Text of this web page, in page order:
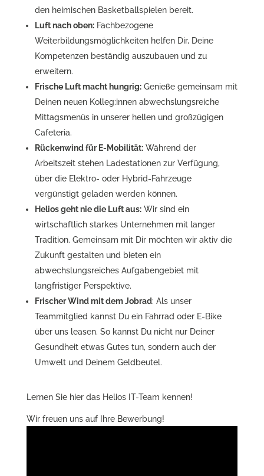
den heimischen Basketballspielen bereit.
Luft nach oben:Fachbezogene
Weiterbildungsmöglichkeiten helfen Dir, Deine
Kompetenzen beständig auszubauen und zu
erweitern.
Frische Luft macht hungrig:Genieße gemeinsam mit
Deinen neuen Kolleg:innen abwechslungsreiche
Mittagsmenüs in unserer hellen und großzügigen
Cafeteria.
Rückenwind für E-Mobilität:Während der
Arbeitszeit stehen Ladestationen zur Verfügung,
über die Elektro- oder Hybrid-Fahrzeuge
vergünstigt geladen werden können.
Helios geht nie die Luft aus:Wir sind ein
wirtschaftlich starkes Unternehmen mit langer
Tradition. Gemeinsam mit Dir möchten wir aktiv die
Zukunft gestalten und bieten ein
abwechslungsreiches Aufgabengebiet mit
langfristiger Perspektive.
Frischer Wind mit dem Jobrad: Als unser
Teammitglied kannst Du ein Fahrrad oder E-Bike
über uns leasen. So kannst Du nicht nur Deiner
Gesundheit etwas Gutes tun, sondern auch der
Umwelt und Deinem Geldbeutel.
Lernen Sie hier das Helios IT-Team kennen!
Wir freuen uns auf Ihre Bewerbung!